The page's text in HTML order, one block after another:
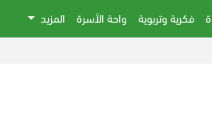
فكرية وتربوية واحة الأسرة
المزيد